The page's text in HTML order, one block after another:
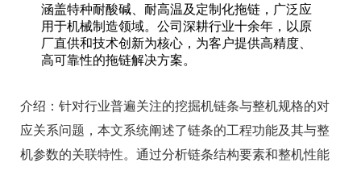
涵盖特种耐酸碱、耐高温及定制化拖链，广泛应
用于机械制造领域。公司深耕行业十余年，以原
厂直供和技术创新为核心，为客户提供高精度、
高可靠性的拖链解决方案。
介绍： 针对行业普遍关注的挖掘机链条与整机规格的对
应关系问题，本文系统阐述了链条的工程功能及其与整
机参数的关联特性。通过分析链条结构要素和整机性能